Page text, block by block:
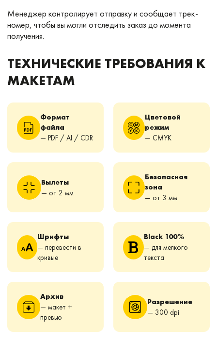
Менеджер контролирует отправку и сообщает трек-
номер, чтобы вы могли отследить заказ до момента
получения.
ТЕХНИЧЕСКИЕ ТРЕБОВАНИЯ К
МАКЕТАМ
Формат
файла
— PDF / AI / CDR
Цветовой
режим
— CMYK
Вылеты
— от 2 мм
Безопасная
зона
— от 3 мм
Шрифты
— перевести в
кривые
Black 100%
— для мелкого
текста
Архив
— макет +
превью
Разрешение
— 300 dpi